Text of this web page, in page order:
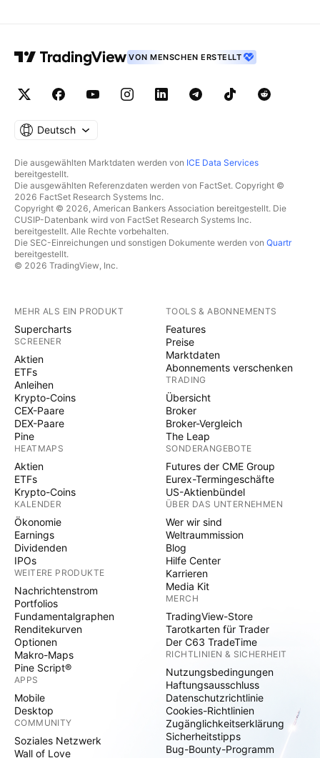
VON MENSCHEN ERSTELLT
Deutsch
Die ausgewählten Marktdaten werden von ICE Data Services
bereitgestellt.
Die ausgewählten Referenzdaten werden von FactSet. Copyright ©
2026 FactSet Research Systems Inc.
Copyright © 2026, American Bankers Association bereitgestellt. Die
CUSIP-Datenbank wird von FactSet Research Systems Inc.
bereitgestellt. Alle Rechte vorbehalten.
Die SEC-Einreichungen und sonstigen Dokumente werden von Quartr
bereitgestellt.
© 2026 TradingView, Inc.
MEHR ALS EIN PRODUKT
Supercharts
SCREENER
Aktien
ETFs
Anleihen
Krypto-Coins
CEX-Paare
DEX-Paare
Pine
HEATMAPS
Aktien
ETFs
Krypto-Coins
KALENDER
Ökonomie
Earnings
Dividenden
IPOs
WEITERE PRODUKTE
Nachrichtenstrom
Portfolios
Fundamentalgraphen
Renditekurven
Optionen
Makro-Maps
Pine Script®
APPS
Mobile
Desktop
COMMUNITY
Soziales Netzwerk
Wall of Love
TOOLS & ABONNEMENTS
Features
Preise
Marktdaten
Abonnements verschenken
TRADING
Übersicht
Broker
Broker-Vergleich
The Leap
SONDERANGEBOTE
Futures der CME Group
Eurex-Termingeschäfte
US-Aktienbündel
ÜBER DAS UNTERNEHMEN
Wer wir sind
Weltraummission
Blog
Hilfe Center
Karrieren
Media Kit
MERCH
TradingView-Store
Tarotkarten für Trader
Der C63 TradeTime
RICHTLINIEN & SICHERHEIT
Nutzungsbedingungen
Haftungsausschluss
Datenschutzrichtlinie
Cookies-Richtlinien
Zugänglichkeitserklärung
Sicherheitstipps
Bug-Bounty-Programm